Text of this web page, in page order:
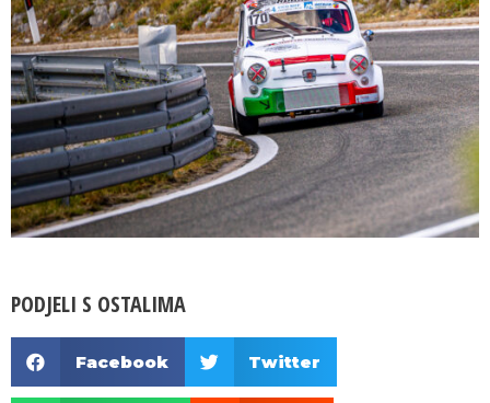
PODJELI S OSTALIMA
Facebook Twitter